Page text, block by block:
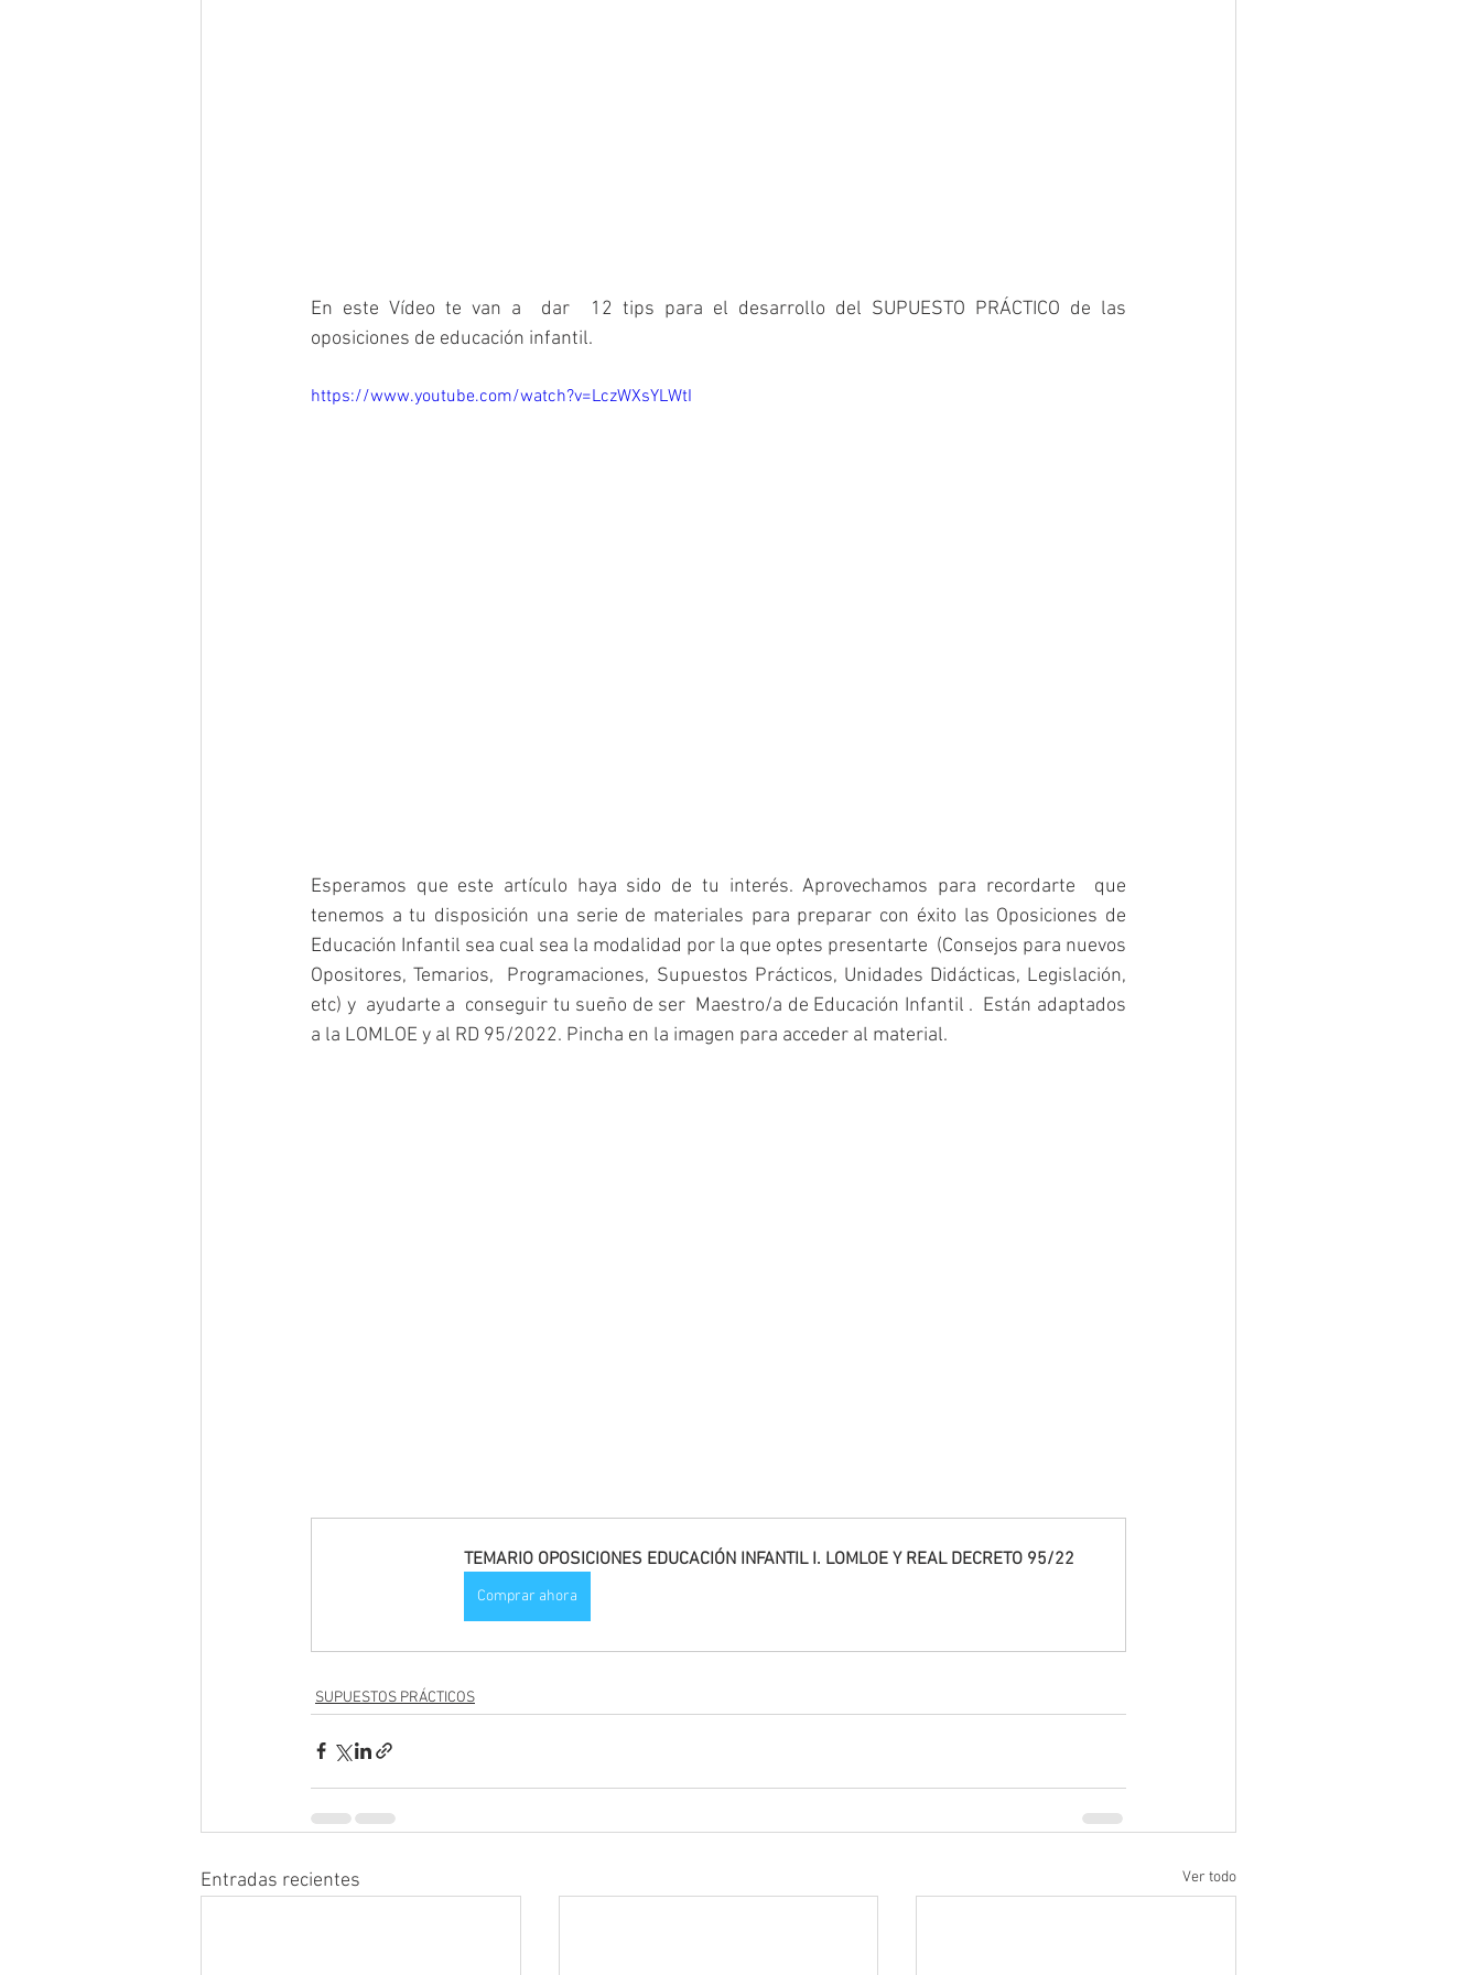
En este Vídeo te van a  dar  12 tips para el desarrollo del SUPUESTO PRÁCTICO de las
oposiciones de educación infantil.  ⁣⁣
https://www.youtube.com/watch?v=LczWXsYLWtI
Esperamos que este artículo haya sido de tu interés. Aprovechamos para recordarte  que
tenemos a tu disposición una serie de materiales para preparar con éxito las Oposiciones de
Educación Infantil sea cual sea la modalidad por la que optes presentarte  (Consejos para nuevos
Opositores, Temarios,  Programaciones, Supuestos Prácticos, Unidades Didácticas, Legislación,
etc) y  ayudarte a  conseguir tu sueño de ser  Maestro/a de Educación Infantil .  Están adaptados
a la LOMLOE y al RD 95/2022. Pincha en la imagen para acceder al material.
TEMARIO OPOSICIONES EDUCACIÓN INFANTIL I. LOMLOE Y REAL DECRETO 95/22
Comprar ahora
SUPUESTOS PRÁCTICOS
Entradas recientes Ver todo